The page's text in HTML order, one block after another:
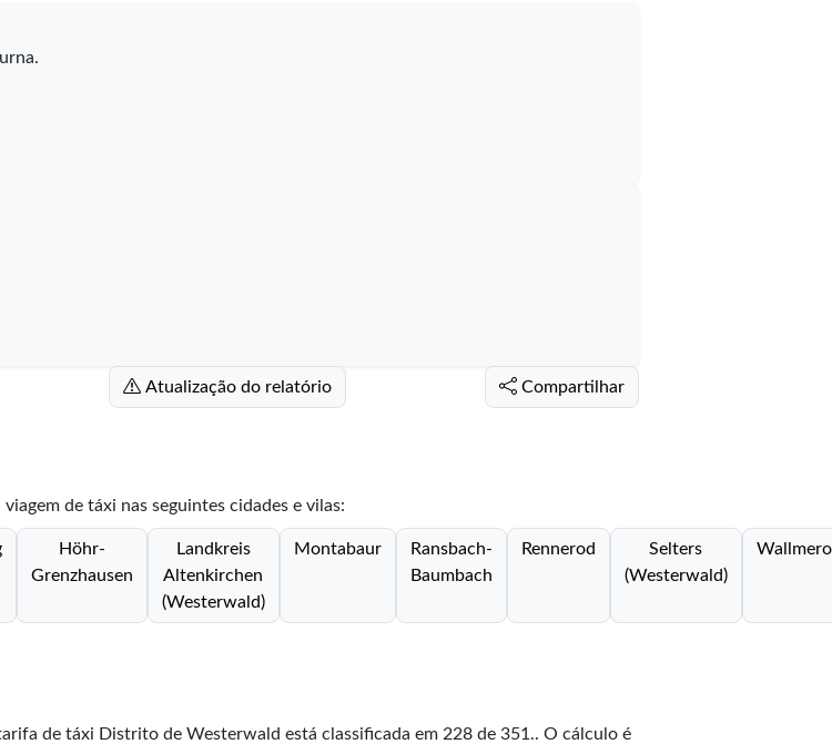
Atualização do relatório Compartilhar
de táxi nas seguintes cidades e vilas:
Höhr-
Grenzhausen
Landkreis
Altenkirchen
(Westerwald)
Montabaur
Ransbach-
Baumbach
Rennerod
Selters
(Westerwald)
de táxi Distrito de Westerwald está classificada em 228de 351 .. O cálculo é